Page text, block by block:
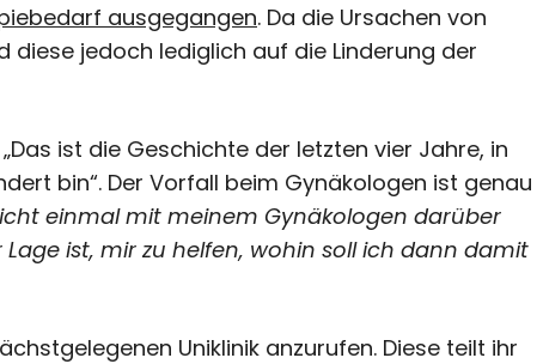
ausgegangen. Da die Ursachen von
diese jedoch lediglich auf die Linderung der
ist die Geschichte der letzten vier Jahre, in
bin“. Der Vorfall beim Gynäkologen ist genau
einmal mit meinem Gynäkologen darüber
ist, mir zu helfen, wohin soll ich dann damit
Uniklinik anzurufen. Diese teilt ihr